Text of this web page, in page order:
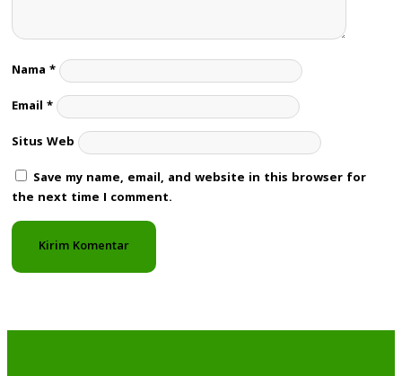
Nama *
Email *
Situs Web
Save my name, email, and website in this browser for
the next time I comment.